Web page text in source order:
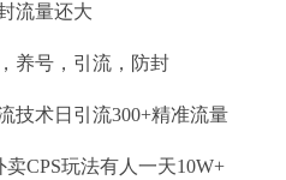
流量还大
养号，引流，防封
技术日引流300+精准流量
CPS玩法有人一天10W+